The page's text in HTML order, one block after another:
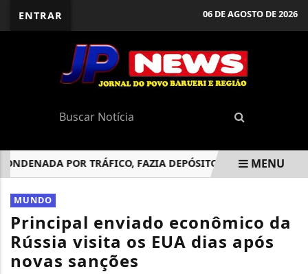
ENTRAR 06 DE AGOSTO DE 2026
POR TRÁFICO, FAZIA DEPÓSITOS E ALUGAVA CARROS
EM ALTA
MENU
MUNDO
Principal enviado econômico da
Rússia visita os EUA dias após
novas sanções